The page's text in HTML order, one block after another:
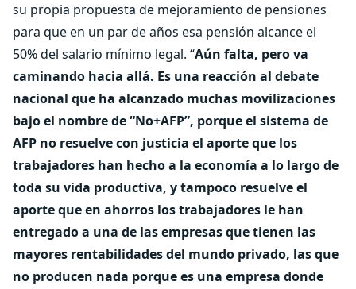
su propia propuesta de mejoramiento de pensiones
para que en un par de años esa pensión alcance el
50% del salario mínimo legal. “Aún falta, pero va
caminando hacia allá. Es una reacción al debate
nacional que ha alcanzado muchas movilizaciones
bajo el nombre de “No+AFP”, porque el sistema de
AFP no resuelve con justicia el aporte que los
trabajadores han hecho a la economía a lo largo de
toda su vida productiva, y tampoco resuelve el
aporte que en ahorros los trabajadores le han
entregado a una de las empresas que tienen las
mayores rentabilidades del mundo privado, las que
no producen nada porque es una empresa donde